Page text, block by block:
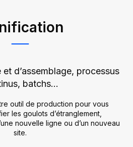
d’assemblage, processus
batchs…
outil de production pour vous
les goulots d’étranglement,
nouvelle ligne ou d’un nouveau
site.